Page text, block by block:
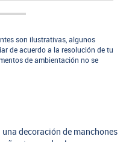
son ilustrativas, algunos
de acuerdo a la resolución de tu
de ambientación no se
decoración de manchones